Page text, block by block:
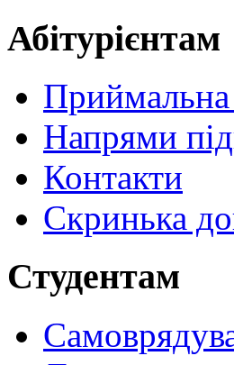
Абітурієнтам
Приймальна
Напрями
Контакти
Скринька
Студентам